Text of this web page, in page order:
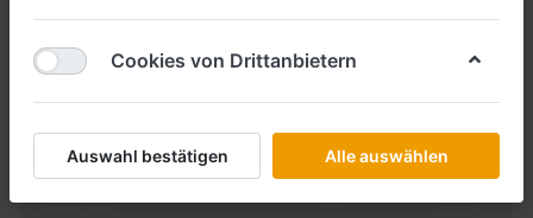
Cookies von Drittanbietern
Auswahl bestätigen Alle auswählen